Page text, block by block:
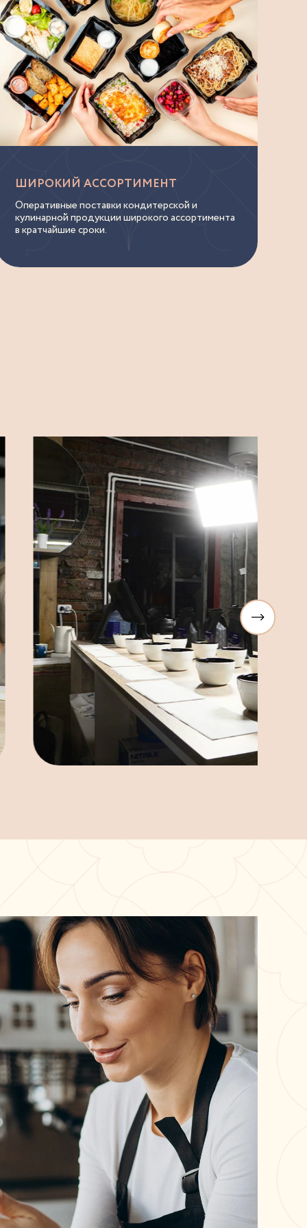
ШИРОКИЙ АССОРТИМЕНТ
Оперативные поставки кондитерской и
кулинарной продукции широкого ассортимента
в кратчайшие сроки.